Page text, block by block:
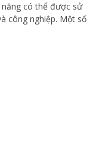
năng có thể được sử
công nghiệp. Một số